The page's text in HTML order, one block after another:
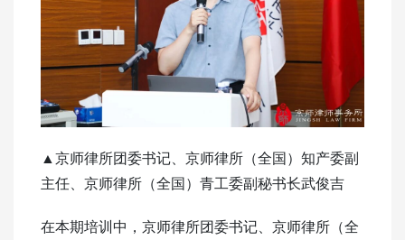
▲京师律所团委书记、京师律所（全国）知产委副
主任、京师律所（全国）青工委副秘书长武俊吉
在本期培训中，京师律所团委书记、京师律所（全